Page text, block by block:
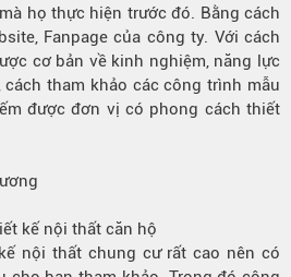
họ thực hiện trước đó. Bằng cách
Fanpage của công ty. Với cách
cơ bản về kinh nghiệm, năng lực
tham khảo các công trình mẫu
được đơn vị có phong cách thiết
kế nội thất căn hộ
nội thất chung cư rất cao nên có